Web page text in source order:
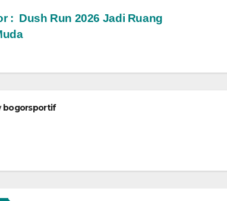
: Dush Run 2026 Jadi Ruang
bogorsportif